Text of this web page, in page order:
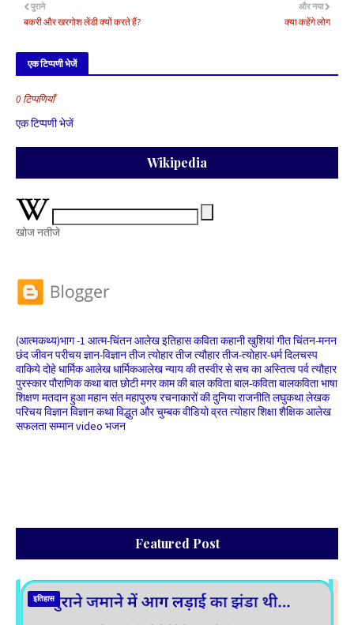
और नया
क्या कहेंगे लोग
पुराने
बकरी और खरगोश लेंडी क्यों करते हैं?
एक टिप्पणी भेजें
0 टिप्पणियाँ
एक टिप्पणी भेजें
Wikipedia
खोज नतीजे
(आत्मकथ्य)भाग -1 आत्म-चिंतनआलेखइतिहासकविताकहानीखुशियांगीतचिंतन-मनन
छंदजीवन परीचयज्ञान-विज्ञानतीज त्योहारतीज त्यौहारतीज-त्योहार-धर्मदिलचस्प
वाकियेदोहेधार्मिक आलेखधार्मिकआलेखन्याय की तस्वीर से सच का अस्तित्वपर्व त्यौहार
पुरस्कारपौराणिक कथाबात छोटी मगर काम कीबाल कविताबाल-कविताबालकविताभाषा
शिक्षणमतदान हुआमहान संतमहापुरुषरचनाकारों की दुनियाराजनीतिलघुकथालेखक
परिचयविज्ञानविज्ञान कथाविद्धुत और चुम्बकवीडियोव्रत त्योहारशिक्षाशैक्षिक आलेख
सफलतासम्मानvideo भजन
Featured Post
इतिहास